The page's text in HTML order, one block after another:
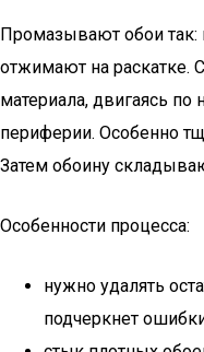
Промазывают обои так:
отжимают на раскатке.
материала, двигаясь
периферии. Особенно
Затем обоину
Особенности процесса:
нужно удалять
подчеркнет